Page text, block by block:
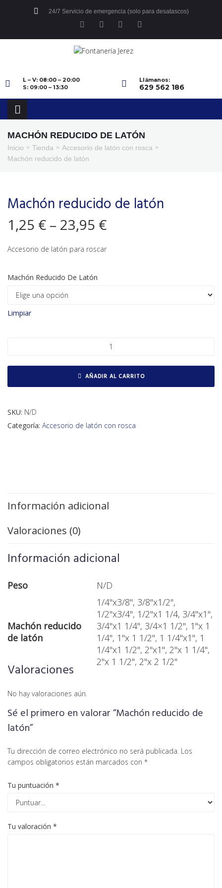
24/7 Servicio de emergencia (solo para desatascos)
L – V: 08:00 – 20:00
S: 09:00 – 13:30
Llámanos:
629 562 186
MACHÓN REDUCIDO DE LATÓN
Inicio > Tienda > Accesorio de latón con rosca >
Machón reducido de latón
Machón reducido de latón
1,25 € – 23,95 €
Accesorio de latón para roscar
Machón Reducido De Latón
Limpiar
AÑADIR AL CARRITO
SKU: N/D
Categoría: Accesorio de latón con rosca
Información adicional
Valoraciones (0)
Información adicional
Peso N/D
Machón reducido
de latón
1/4"x3/8", 3/8"x1/2",
1/2"x3/4", 1/2"x1 1/4, 3/4"x1",
3/4"x1 1/4", 3/4×1 1/2", 1"x 1
1/4", 1"x 1 1/2", 1 1/4"x1", 1
1/4"x1 1/2", 2"x1", 2"x 1 1/4",
2"x 1 1/2", 2"x 2 1/2"
Valoraciones
No hay valoraciones aún.
Sé el primero en valorar “Machón reducido de
latón”
Tu dirección de correo electrónico no será publicada. Los
campos obligatorios están marcados con *
Tu puntuación *
Tu valoración *